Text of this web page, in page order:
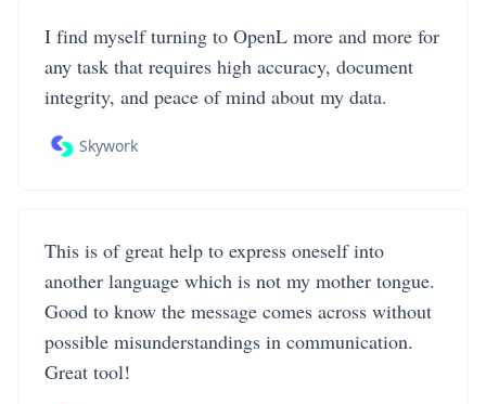
I find myself turning to OpenL more and more for
any task that requires high accuracy, document
integrity, and peace of mind about my data.
Skywork
This is of great help to express oneself into
another language which is not my mother tongue.
Good to know the message comes across without
possible misunderstandings in communication.
Great tool!